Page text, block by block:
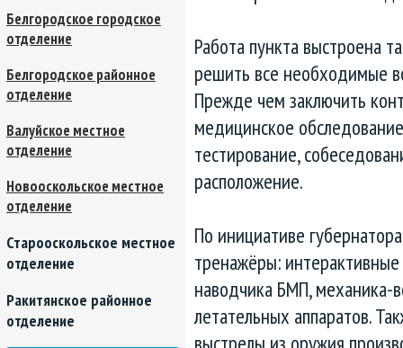
Работа пункта выстроена
решить все необходимые
Прежде чем заключить
медицинское
тестирование,
расположение.
По инициативе
тренажёры:
наводчика БМП, механика-
летательных аппаратов.
Белгородское городское
отделение
Белгородское районное
отделение
Валуйское местное
отделение
Новооскольское местное
отделение
Старооскольское местное
отделение
Ракитянское районное
отделение